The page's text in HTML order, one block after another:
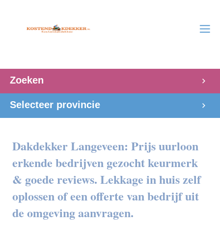
Zoeken
Selecteer provincie
Dakdekker Langeveen: Prijs uurloon
erkende bedrijven gezocht keurmerk
& goede reviews. Lekkage in huis zelf
oplossen of een offerte van bedrijf uit
de omgeving aanvragen.